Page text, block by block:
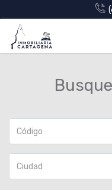
Ciudad